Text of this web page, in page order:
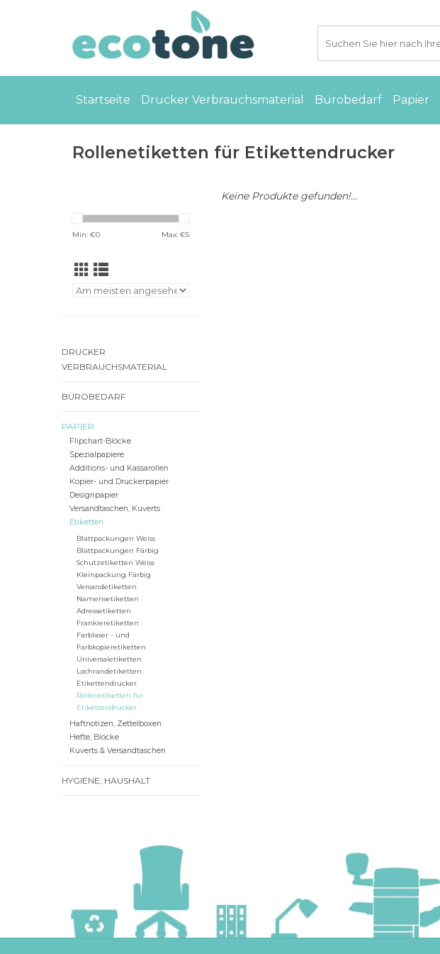
Startseite Drucker Verbrauchsmaterial Bürobedarf Papier
Rollenetiketten für Etikettendrucker
Min: €0 Max: €5
DRUCKER
VERBRAUCHSMATERIAL
BÜROBEDARF
PAPIER
Flipchart-Blöcke
Spezialpapiere
Additions- und Kassarollen
Kopier- und Druckerpapier
Designpapier
Versandtaschen, Kuverts
Etiketten
Blattpackungen Weiss
Blattpackungen Färbig
Schutzetiketten Weiss
Kleinpackung Färbig
Versandetiketten
Namensetiketten
Adressetiketten
Frankieretiketten
Farblaser - und
Farbkopieretiketten
Universaletiketten
Lochrandetiketten
Etikettendrucker
Rollenetiketten für
Etikettendrucker
Haftnotizen, Zettelboxen
Hefte, Blöcke
Kuverts & Versandtaschen
HYGIENE, HAUSHALT
Keine Produkte gefunden!...